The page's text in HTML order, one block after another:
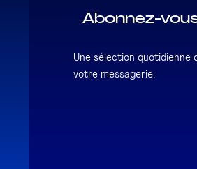
Abonnez-
Une sélection quotidienne
votre messagerie.